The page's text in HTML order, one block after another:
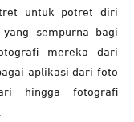
untuk potret diri
sempurna bagi
mereka dari
aplikasi dari foto
hingga fotografi